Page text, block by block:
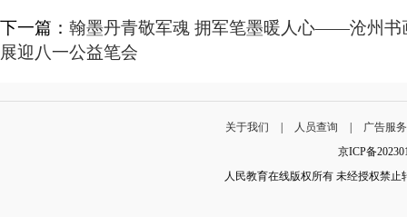
下一篇： 翰墨丹青敬军魂 拥军笔墨暖人心——沧州书
展迎八一公益笔会
关于我们 人员查询
广告服
京ICP备
人民教育在线版权所有 未经授权禁